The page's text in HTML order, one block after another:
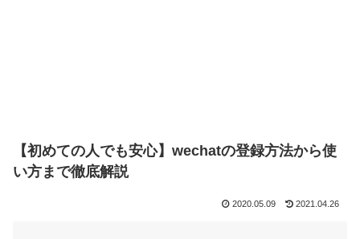
【初めての人でも安心】wechatの登録方法から使
い方まで徹底解説
2020.05.09 2021.04.26